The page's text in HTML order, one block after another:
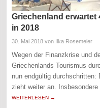
Griechenland
in 2018
30. Mai 2018 von Ilka Rosemeier
Wegen der Finanzkrise und
Griechenlands Tourismus
nun endgültig
zieht weiter an.
WEITERLESEN →